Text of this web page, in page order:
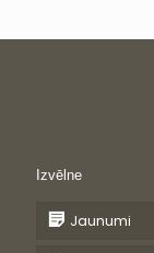
Izvēlne
Jaunumi